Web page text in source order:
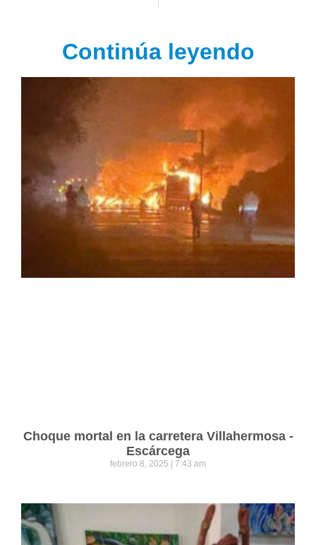
Continúa leyendo
Choque mortal en la carretera Villahermosa -
Escárcega
febrero 8, 2025 7:43 am